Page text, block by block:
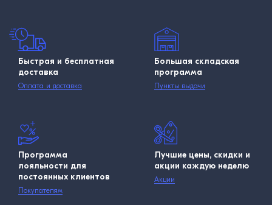
Быстрая и бесплатная
доставка
Оплата и доставка
Большая складская
программа
Пункты выдачи
Программа
лояльности для
постоянных клиентов
Покупателям
Лучшие цены, скидки и
акции каждую неделю
Акции